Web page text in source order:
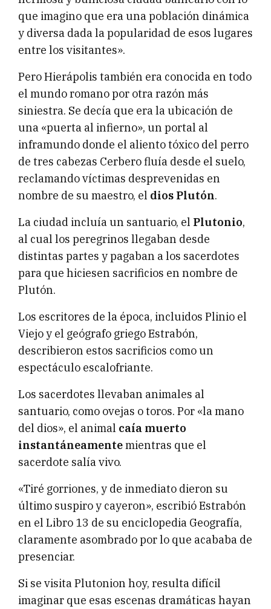
que imagino que era una población dinámica
y diversa dada la popularidad de esos lugares
entre los visitantes».
Pero Hierápolis también era conocida en todo
el mundo romano por otra razón más
siniestra. Se decía que era la ubicación de
una «puerta al infierno», un portal al
inframundo donde el aliento tóxico del perro
de tres cabezas Cerbero fluía desde el suelo,
reclamando víctimas desprevenidas en
nombre de su maestro, el dios Plutón.
La ciudad incluía un santuario, el Plutonio,
al cual los peregrinos llegaban desde
distintas partes y pagaban a los sacerdotes
para que hiciesen sacrificios en nombre de
Plutón.
Los escritores de la época, incluidos Plinio el
Viejo y el geógrafo griego Estrabón,
describieron estos sacrificios como un
espectáculo escalofriante.
Los sacerdotes llevaban animales al
santuario, como ovejas o toros. Por «la mano
del dios», el animal caía muerto
instantáneamentemientras que el
sacerdote salía vivo.
«Tiré gorriones, y de inmediato dieron su
último suspiro y cayeron», escribió Estrabón
en el Libro 13 de su enciclopedia Geografía,
claramente asombrado por lo que acababa de
presenciar.
Si se visita Plutonion hoy, resulta difícil
imaginar que esas escenas dramáticas hayan